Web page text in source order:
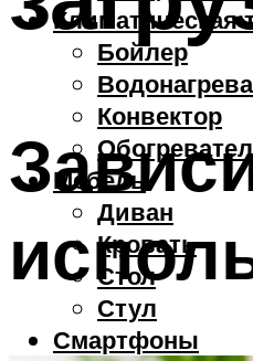
Климатическая
Бойлер
Конвектор
Мебель
Диван
Кровать
Стол
Стул
Смартфоны